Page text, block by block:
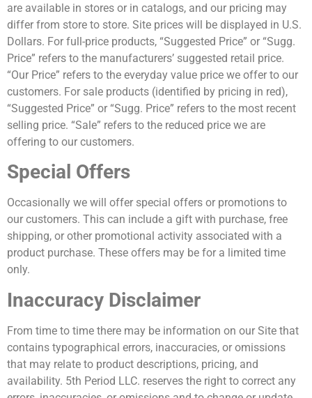
are available in stores or in catalogs, and our pricing may
differ from store to store. Site prices will be displayed in U.S.
Dollars. For full-price products, “Suggested Price” or “Sugg.
Price” refers to the manufacturers’ suggested retail price.
“Our Price” refers to the everyday value price we offer to our
customers. For sale products (identified by pricing in red),
“Suggested Price” or “Sugg. Price” refers to the most recent
selling price. “Sale” refers to the reduced price we are
offering to our customers.
Special Offers
Occasionally we will offer special offers or promotions to
our customers. This can include a gift with purchase, free
shipping, or other promotional activity associated with a
product purchase. These offers may be for a limited time
only.
Inaccuracy Disclaimer
From time to time there may be information on our Site that
contains typographical errors, inaccuracies, or omissions
that may relate to product descriptions, pricing, and
availability. 5th Period LLC. reserves the right to correct any